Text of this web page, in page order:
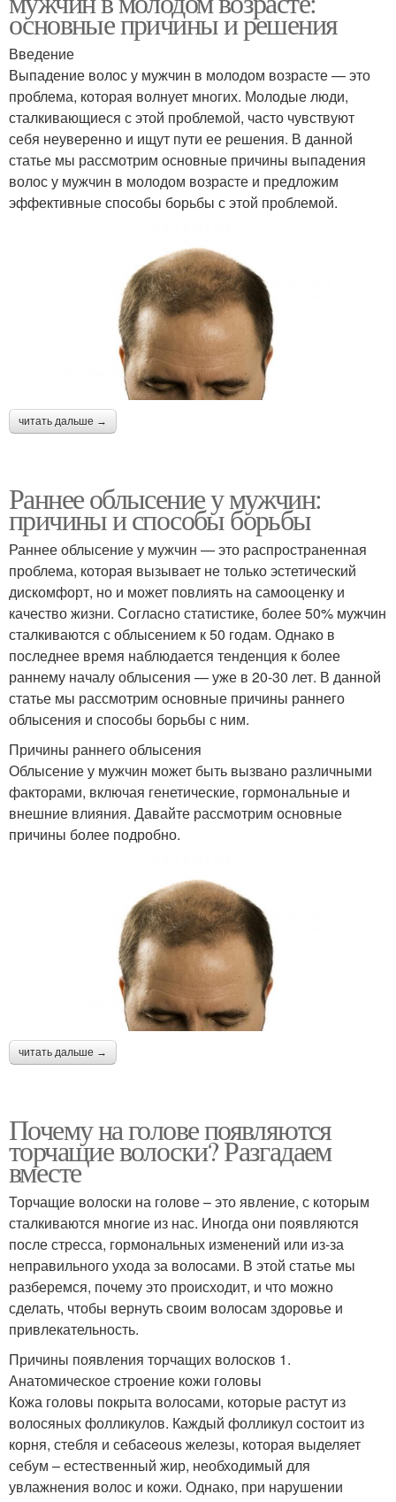
основные причины и решения
Введение
Выпадение волос у мужчин в молодом возрасте — это
проблема, которая волнует многих. Молодые люди,
сталкивающиеся с этой проблемой, часто чувствуют
себя неуверенно и ищут пути ее решения. В данной
статье мы рассмотрим основные причины выпадения
волос у мужчин в молодом возрасте и предложим
эффективные способы борьбы с этой проблемой.
читать дальше →
Раннее облысение у мужчин:
причины и способы борьбы
Раннее облысение у мужчин — это распространенная
проблема, которая вызывает не только эстетический
дискомфорт, но и может повлиять на самооценку и
качество жизни. Согласно статистике, более 50% мужчин
сталкиваются с облысением к 50 годам. Однако в
последнее время наблюдается тенденция к более
раннему началу облысения — уже в 20-30 лет. В данной
статье мы рассмотрим основные причины раннего
облысения и способы борьбы с ним.
Причины раннего облысения
Облысение у мужчин может быть вызвано различными
факторами, включая генетические, гормональные и
внешние влияния. Давайте рассмотрим основные
причины более подробно.
читать дальше →
Почему на голове появляются
торчащие волоски? Разгадаем
вместе
Торчащие волоски на голове – это явление, с которым
сталкиваются многие из нас. Иногда они появляются
после стресса, гормональных изменений или из-за
неправильного ухода за волосами. В этой статье мы
разберемся, почему это происходит, и что можно
сделать, чтобы вернуть своим волосам здоровье и
привлекательность.
Причины появления торчащих волосков 1.
Анатомическое строение кожи головы
Кожа головы покрыта волосами, которые растут из
волосяных фолликулов. Каждый фолликул состоит из
корня, стебля и себaceous железы, которая выделяет
себум – естественный жир, необходимый для
увлажнения волос и кожи. Однако, при нарушении